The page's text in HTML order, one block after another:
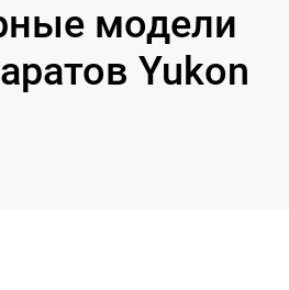
модели
Yukon